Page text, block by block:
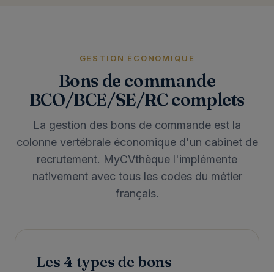
GESTION ÉCONOMIQUE
Bons de commande
BCO/BCE/SE/RC complets
La gestion des bons de commande est la
colonne vertébrale économique d'un cabinet de
recrutement. MyCVthèque l'implémente
nativement avec tous les codes du métier
français.
Les 4 types de bons